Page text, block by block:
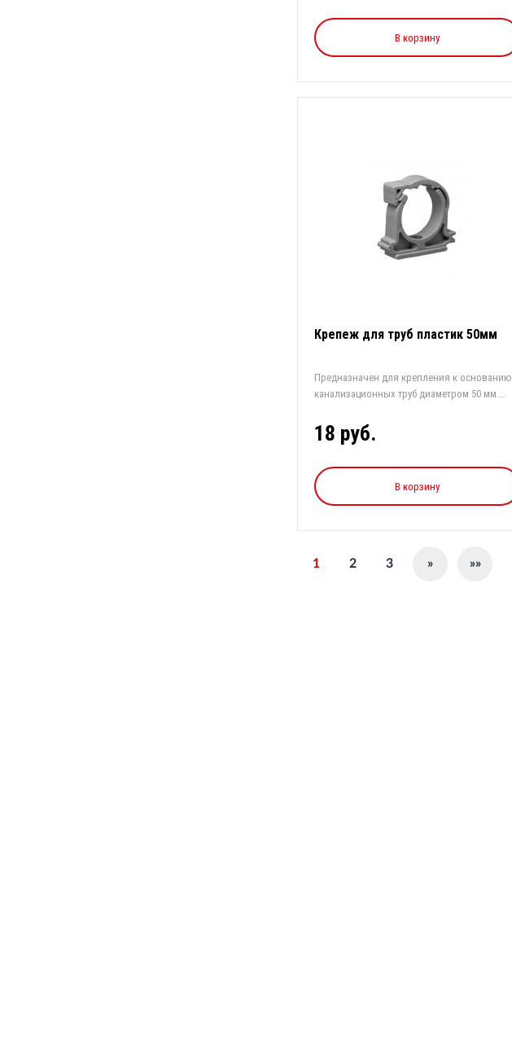
В корзину
Крепеж для труб пластик 50мм
Предназначен для крепления к основанию
канализационных труб диаметром 50 мм.
18 руб.
В корзину
1 2 3 » »»